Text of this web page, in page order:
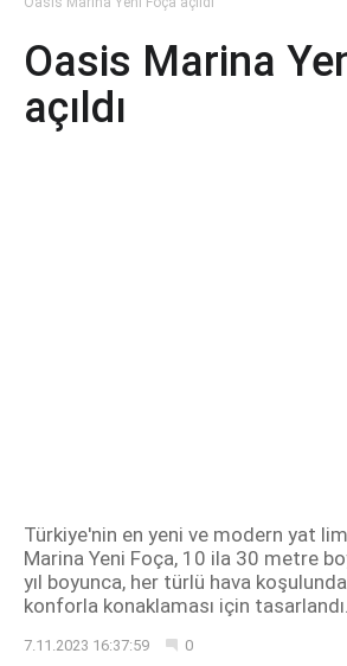
Oasis Marina
açıldı
Türkiye'nin en yeni ve modern yat
Marina Yeni Foça, 10 ila 30 metre
yıl boyunca, her türlü hava
konforla konaklaması için tasarlandı.
7.11.2023 16:37:59 0